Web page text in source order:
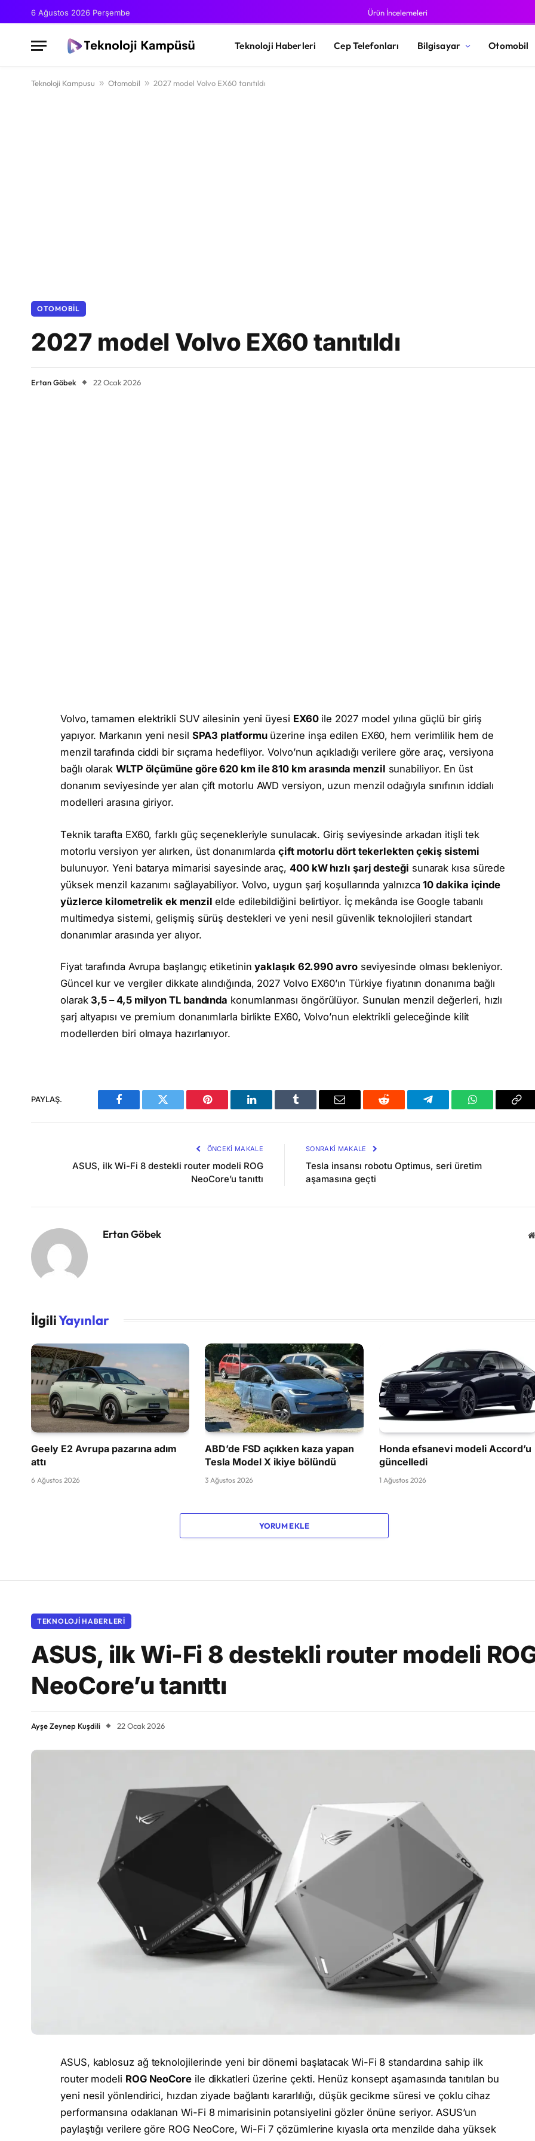
6 Ağustos 2026 Perşembe Ürün İncelemeleri
Teknoloji Haberleri Cep Telefonları Bilgisayar Otomobil
Teknoloji Kampusu » Otomobil » 2027 model Volvo EX60 tanıtıldı
OTOMOBIL
2027 model Volvo EX60 tanıtıldı
Ertan Göbek 22 Ocak 2026
Volvo, tamamen elektrikli SUV ailesinin yeni üyesi EX60ile 2027 model yılına güçlü bir giriş
yapıyor. Markanın yeni nesil SPA3 platformuüzerine inşa edilen EX60, hem verimlilik hem de
menzil tarafında ciddi bir sıçrama hedefliyor. Volvo’nun açıkladığı verilere göre araç, versiyona
bağlı olarak WLTP ölçümüne göre 620 km ile 810 km arasında menzil sunabiliyor. En üst
donanım seviyesinde yer alan çift motorlu AWD versiyon, uzun menzil odağıyla sınıfının iddialı
modelleri arasına giriyor.
Teknik tarafta EX60, farklı güç seçenekleriyle sunulacak. Giriş seviyesinde arkadan itişli tek
motorlu versiyon yer alırken, üst donanımlardaçift motorlu dört tekerlekten çekiş sistemi
bulunuyor. Yeni batarya mimarisi sayesinde araç, 400 kW hızlı şarj desteği sunarak kısa sürede
yüksek menzil kazanımı sağlayabiliyor. Volvo, uygun şarj koşullarında yalnızca10 dakika içinde
yüzlerce kilometrelik ek menzil elde edilebildiğini belirtiyor. İç mekânda ise Google tabanlı
multimedya sistemi, gelişmiş sürüş destekleri ve yeni nesil güvenlik teknolojileri standart
donanımlar arasında yer alıyor.
Fiyat tarafında Avrupa başlangıç etiketininyaklaşık 62.990 avroseviyesinde olması bekleniyor.
Güncel kur ve vergiler dikkate alındığında, 2027 Volvo EX60’ın Türkiye fiyatının donanıma bağlı
olarak 3,5 – 4,5 milyon TL bandında konumlanması öngörülüyor. Sunulan menzil değerleri, hızlı
şarj altyapısı ve premium donanımlarla birlikte EX60, Volvo’nun elektrikli geleceğinde kilit
modellerden biri olmaya hazırlanıyor.
PAYLAŞ.
Facebook Twitter Pinterest LinkedIn Tumblr Email Reddit Telegram WhatsApp
ÖNCEKI MAKALE
ASUS, ilk Wi-Fi 8 destekli router modeli ROG
NeoCore’u tanıttı
SONRAKI MAKALE
Tesla insansı robotu Optimus, seri üretim
aşamasına geçti
Ertan Göbek
İlgiliYayınlar
Geely E2 Avrupa pazarına adım
attı
6 Ağustos 2026
ABD’de FSD açıkken kaza yapan
Tesla Model X ikiye bölündü
3 Ağustos 2026
Honda efsanevi modeli Accord’u
güncelledi
1 Ağustos 2026
YORUM EKLE
TEKNOLOJI HABERLERI
ASUS, ilk Wi-Fi 8 destekli router modeli
NeoCore’u tanıttı
Ayşe Zeynep Kuşdili 22 Ocak 2026
ASUS, kablosuz ağ teknolojilerinde yeni bir dönemi başlatacak Wi-Fi 8 standardına sahip ilk
router modeli ROG NeoCoreile dikkatleri üzerine çekti. Henüz konsept aşamasında tanıtılan bu
yeni nesil yönlendirici, hızdan ziyade bağlantı kararlılığı, düşük gecikme süresi ve çoklu cihaz
performansına odaklanan Wi-Fi 8 mimarisinin potansiyelini gözler önüne seriyor. ASUS’un
paylaştığı verilere göre ROG NeoCore, Wi-Fi 7 çözümlerine kıyasla orta menzilde daha yüksek